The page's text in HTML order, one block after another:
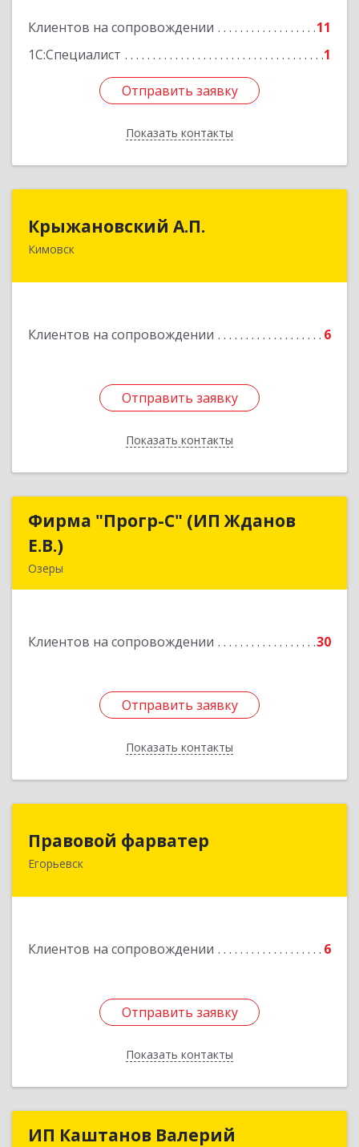
Клиентов на сопровождении
11
1С:Специалист
1
Отправить заявку
Показать контакты
Отправить заявку
Назад
Крыжановский А.П.
Кимовск
Клиентов на сопровождении 6
Отправить заявку
Показать контакты
Крыжановский А.П.
Отправить заявку
Назад
Фирма "Прогр-С" (ИП Жданов
Е.В.)
Озеры
Клиентов на сопровождении 30
Отправить заявку
Показать контакты
Фирма "Прогр-С" (ИП Жданов
Подробнее
Отправить заявку
Назад
Правовой фарватер
Егорьевск
Клиентов на сопровождении 6
Отправить заявку
Показать контакты
Отправить заявку
Назад
ИП Каштанов Валерий
ИП Каштанов Валерий